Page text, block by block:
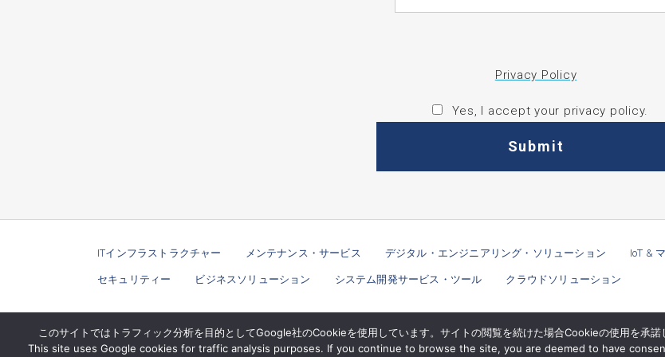
Privacy Policy
Yes, I accept your privacy policy.
ITインフラストラクチャー メンテナンス・サービス デジタル・エンジニアリング・ソリューション IoT &
セキュリティー ビジネスソリューション システム開発サービス・ツール クラウドソリューション
このサイトではトラフィック分析を目的としてGoogle社のCookieを使用しています。サイトの閲覧を続けた場合Cookieの使用を承諾
This site uses Google cookies for traffic analysis purposes. If you continue to browse the site, you are deemed to have